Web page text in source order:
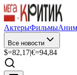
АктерыФильмы
Все новости
$=82,17|€=94,84